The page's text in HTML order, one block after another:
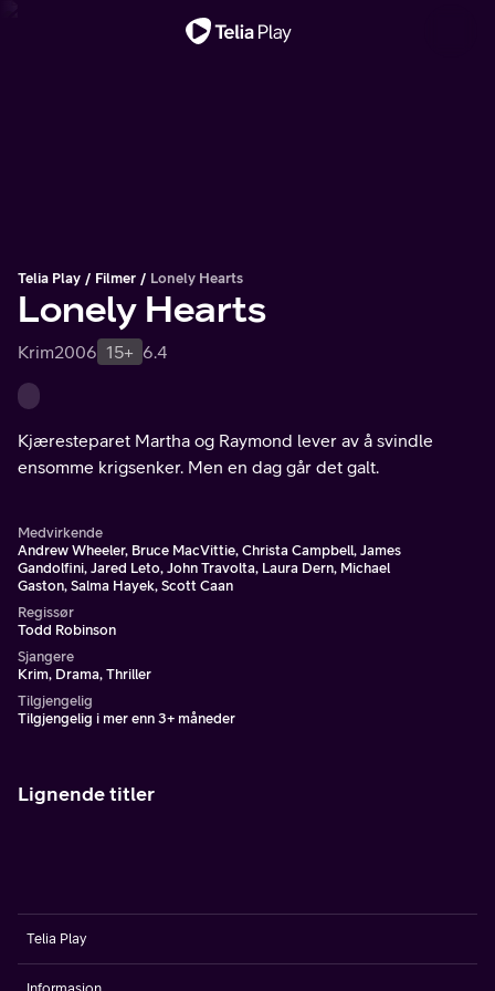
Telia Play Filmer Lonely Hearts
Lonely Hearts
Krim2006 15+ 6.4
Kjæresteparet Martha og Raymond lever av å svindle
ensomme krigsenker. Men en dag går det galt.
Medvirkende
Andrew Wheeler, Bruce MacVittie, Christa Campbell, James
Gandolfini, Jared Leto, John Travolta, Laura Dern, Michael
Gaston, Salma Hayek, Scott Caan
Regissør
Todd Robinson
Sjangere
Krim, Drama, Thriller
Tilgjengelig
Tilgjengelig i mer enn 3+ måneder
Lignende titler
Telia Play